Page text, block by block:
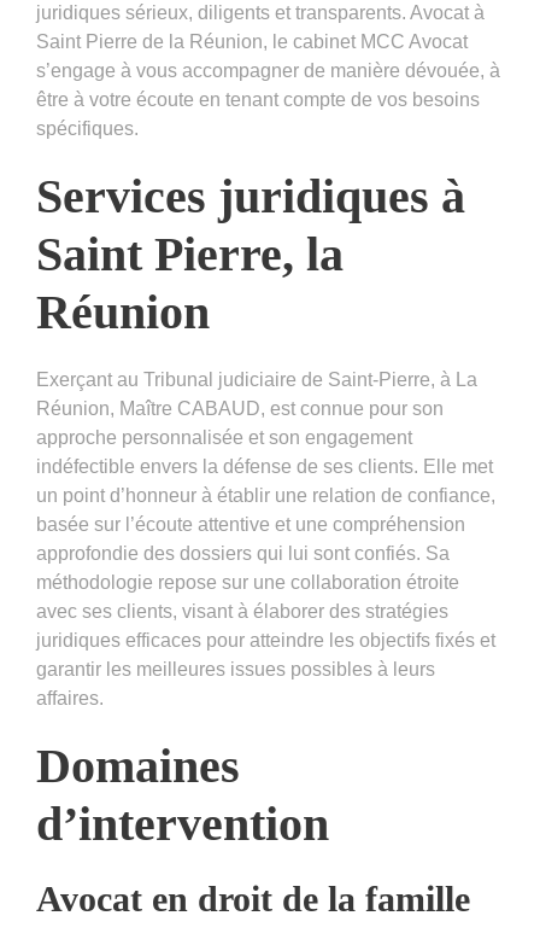
juridiques sérieux, diligents et transparents. Avocat à
Saint Pierre de la Réunion, le cabinet MCC Avocat
s’engage à vous accompagner de manière dévouée, à
être à votre écoute en tenant compte de vos besoins
spécifiques.
Services juridiques à
Saint Pierre, la
Réunion
Exerçant au Tribunal judiciaire de Saint-Pierre, à La
Réunion, Maître CABAUD, est connue pour son
approche personnalisée et son engagement
indéfectible envers la défense de ses clients. Elle met
un point d’honneur à établir une relation de confiance,
basée sur l’écoute attentive et une compréhension
approfondie des dossiers qui lui sont confiés. Sa
méthodologie repose sur une collaboration étroite
avec ses clients, visant à élaborer des stratégies
juridiques efficaces pour atteindre les objectifs fixés et
garantir les meilleures issues possibles à leurs
affaires.
Domaines
d’intervention
Avocat en droit de la famille